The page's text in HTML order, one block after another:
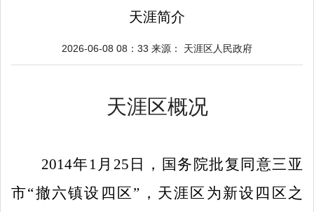
天涯简介
2026-06-08 08：33 来源： 天涯区人民政府
天涯区概况
2014年 1 月 25 日，国务院批复同意三亚
市“撤六镇设四区” ，天涯区为新设四区之